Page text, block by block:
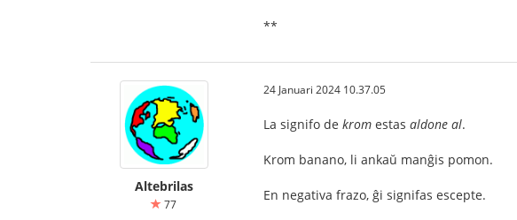
**
Altebrilas
77
24 Januari 2024 10.37.05
La signifo de krom estas aldone al.
Krom banano, li ankaŭ manĝis pomon.
En negativa frazo, ĝi signifas escepte.